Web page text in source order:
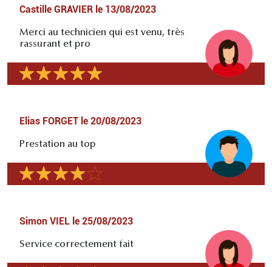
Castille GRAVIER le 13/08/2023
Merci au technicien qui est venu, très
rassurant et pro
Elias FORGET le 20/08/2023
Prestation au top
Simon VIEL le 25/08/2023
Service correctement fait